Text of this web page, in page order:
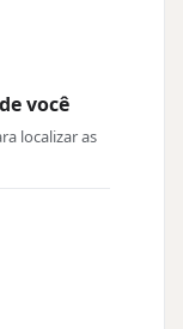
você
localizar as